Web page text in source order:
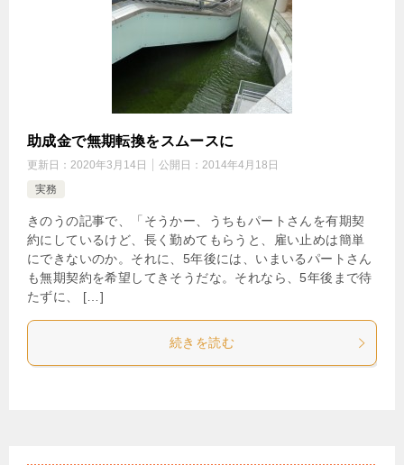
助成金で無期転換をスムースに
更新日： 2020年3月14日 公開日： 2014年4月18日
実務
きのうの記事で、「そうかー、うちもパートさんを有期契
約にしているけど、長く勤めてもらうと、雇い止めは簡単
にできないのか。それに、5年後には、いまいるパートさん
も無期契約を希望してきそうだな。それなら、5年後まで待
たずに、 […]
続きを読む